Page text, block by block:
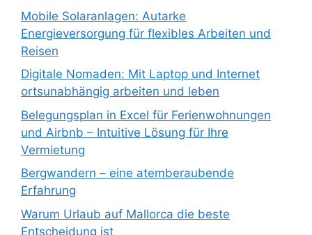
Mobile Solaranlagen: Autarke
Energieversorgung für flexibles Arbeiten und
Reisen
Digitale Nomaden: Mit Laptop und Internet
ortsunabhängig arbeiten und leben
Belegungsplan in Excel für Ferienwohnungen
und Airbnb – Intuitive Lösung für Ihre
Vermietung
Bergwandern – eine atemberaubende
Erfahrung
Warum Urlaub auf Mallorca die beste
Entscheidung ist